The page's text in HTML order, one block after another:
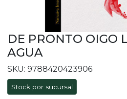
DE PRONTO OIGO
AGUA
SKU: 9788420423906
Stock por sucursal